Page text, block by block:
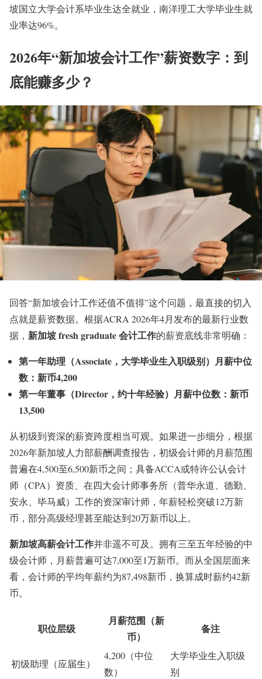
坡国立大学会计系毕业生达全就业，南洋理工大学毕业生就
业率达96%。
2026年“新加坡会计工作”薪资数字：到
底能赚多少？
回答“新加坡会计工作还值不值得”这个问题，最直接的切入
点就是薪资数据。根据ACRA 2026年4月发布的最新行业数
据， 新加坡 fresh graduate 会计工作的薪资底线非常明确：
第一年助理（Associate，大学毕业生入职级别）月薪中位
数：新币4,200
第一年董事（Director，约十年经验）月薪中位数：新币
13,500
从初级到资深的薪资跨度相当可观。如果进一步细分，根据
2026年新加坡人力部薪酬调查报告，初级会计师的月薪范围
普遍在4,500至6,500新币之间；具备ACCA或特许公认会计
师（CPA）资质、在四大会计师事务所（普华永道、德勤、
安永、毕马威）工作的资深审计师，年薪轻松突破12万新
币，部分高级经理甚至能达到20万新币以上。
新加坡高薪会计工作并非遥不可及。拥有三至五年经验的中
级会计师，月薪普遍可达7,000至1万新币。而从全国层面来
看，会计师的平均年薪约为87,498新币，换算成时薪约42新
币。
职位层级
月薪范围（新
币）
备注
初级助理（应届生）
4,200（中位
数）
大学毕业生入职级
别